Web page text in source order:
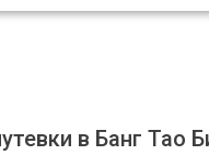
в Банг Тао